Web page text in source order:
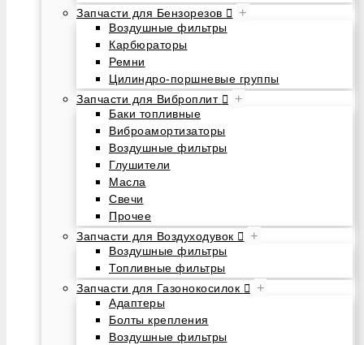
Запчасти для Бензорезов
+
Воздушные фильтры
Карбюраторы
Ремни
Цилиндро-поршневые группы
Запчасти для Виброплит
+
Баки топливные
Виброамортизаторы
Воздушные фильтры
Глушители
Масла
Свечи
Прочее
Запчасти для Воздуходувок
+
Воздушные фильтры
Топливные фильтры
Запчасти для Газонокосилок
+
Адаптеры
Болты крепления
Воздушные фильтры